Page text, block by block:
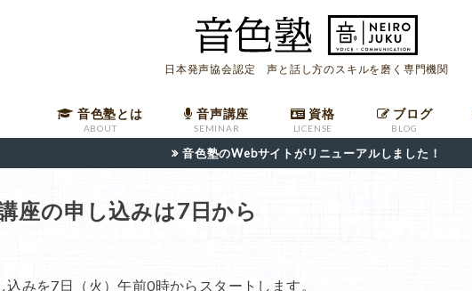
日本発声協会認定 声と話し方のスキルを磨く専門機関
ABOUT
音色塾とは
有料メールマガジン
SEMINAR
音声講座
音声講座バックナンバー
発声指導者マニュアル
職場で高評価を受けるための共鳴発声法
LICENSE
資格
発声指導者資格申請フォーム
日本語話し方検定申請フォーム
BLOG
ブログ
音色塾のWebサイトがリニューアルしました！
座の申し込みは7日から
みを7日（火）午前0時からスタートします。